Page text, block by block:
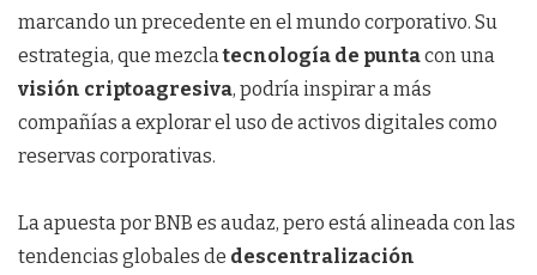
marcando un precedente en el mundo corporativo. Su
estrategia, que mezclatecnología de puntacon una
visión criptoagresiva, podría inspirar a más
compañías a explorar el uso de activos digitales como
reservas corporativas.
La apuesta por BNB es audaz, pero está alineada con las
tendencias globales de descentralización